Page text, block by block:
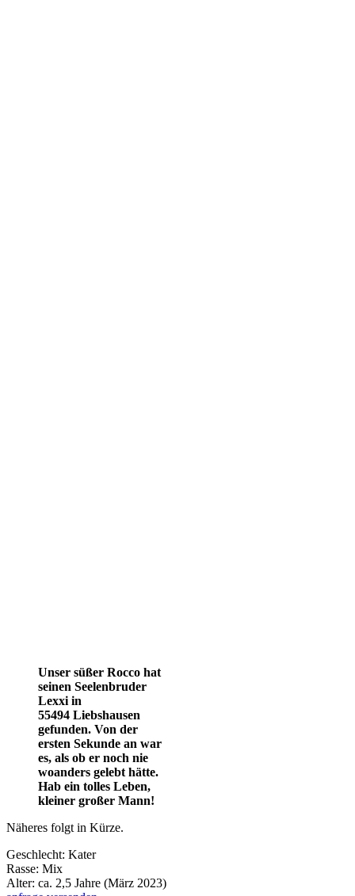
Unser süßer Rocco hat
seinen Seelenbruder
Lexxi in
55494 Liebshausen
gefunden. Von der
ersten Sekunde an war
es, als ob er noch nie
woanders gelebt hätte.
Hab ein tolles Leben,
kleiner großer Mann!
Näheres folgt in Kürze.
Geschlecht: Kater
Rasse: Mix
Alter: ca. 2,5 Jahre (März 2023)